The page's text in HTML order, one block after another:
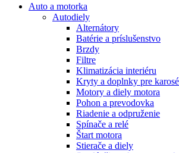
Auto a motorka
Autodiely
Alternátory
Batérie a príslušenstvo
Brzdy
Filtre
Klimatizácia interiéru
Kryty a doplnky pre
Motory a diely motora
Pohon a prevodovka
Riadenie a odpruženie
Spínače a relé
Štart motora
Stierače a diely